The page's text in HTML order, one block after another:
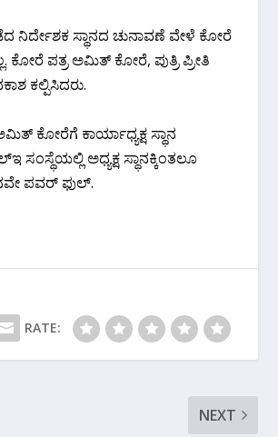
ನಿರ್ದೇಶಕ ಸ್ಥಾನದ ಚುನಾವಣೆ ವೇಳೆ ಕೋರೆ
ಕೋರೆ ಪತ್ರ ಅಮಿತ್ ಕೋರೆ, ಪುತ್ರಿ ಪ್ರೀತಿ
ಕಲ್ಪಿಸಿದರು.
ಕೋರೆಗೆ ಕಾರ್ಯಾಧ್ಯಕ್ಷ ಸ್ಥಾನ
ಸಂಸ್ಥೆಯಲ್ಲಿ ಅಧ್ಯಕ್ಷ ಸ್ಥಾನಕ್ಕಿಂತಲೂ
ಪವರ್ ಫುಲ್.
RATE:
NEXT